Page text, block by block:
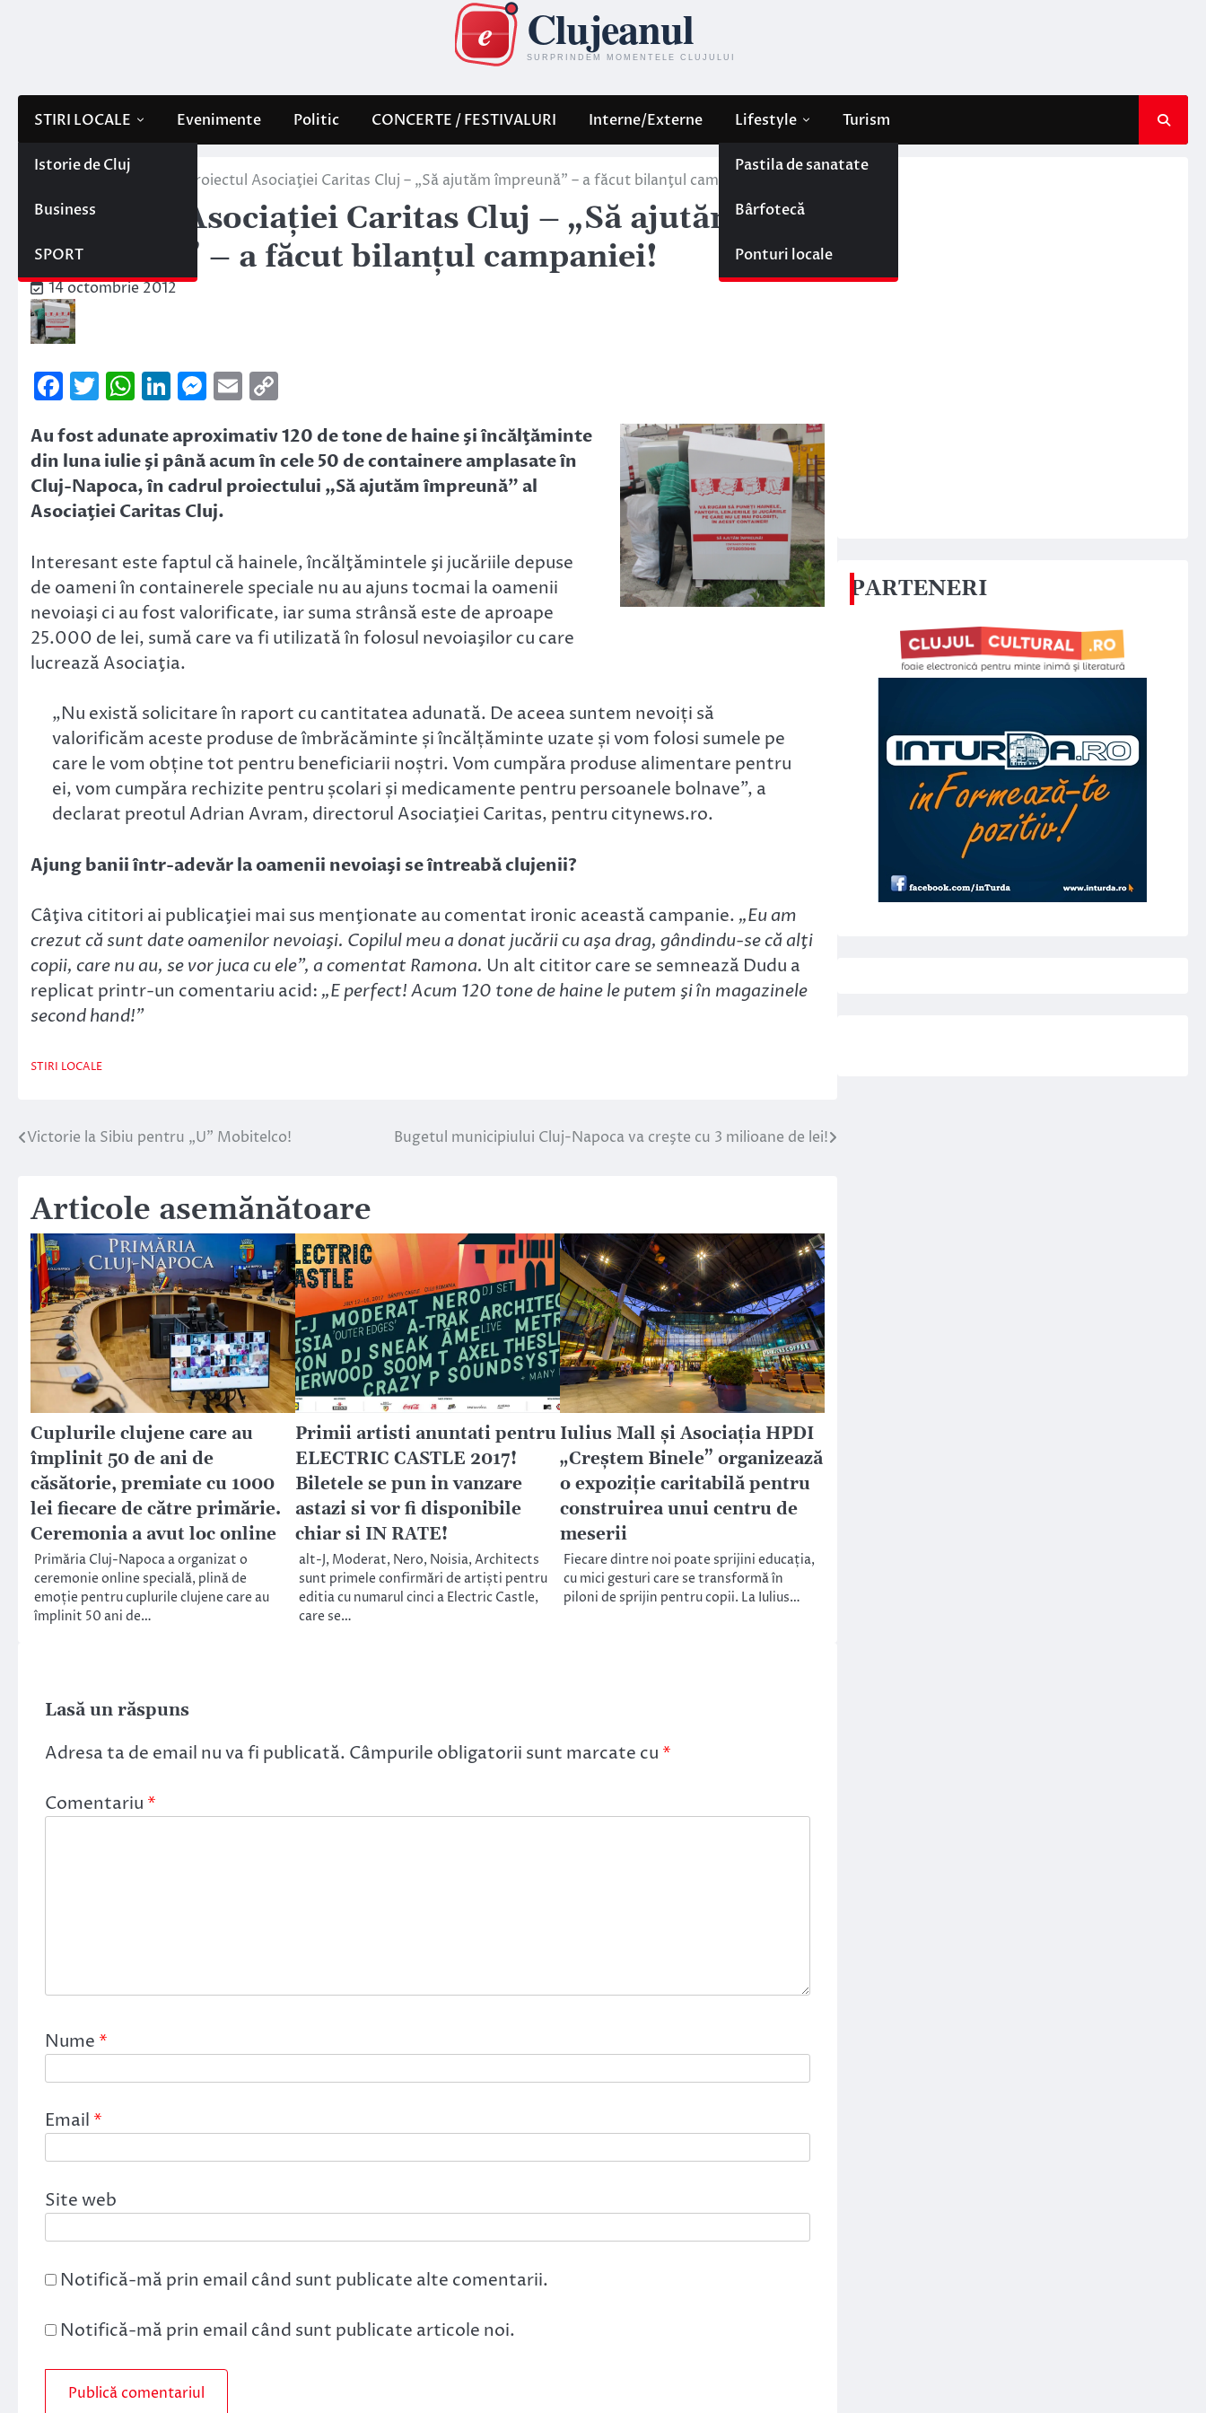
STIRI LOCALE
Istorie de Cluj
Business
SPORT
Evenimente Politic CONCERTE / FESTIVALURI Interne/Externe Lifestyle
Pastila de sanatate
Bârfotecă
Ponturi locale
Turism
Stiri locale Proiectul Asociaţiei Caritas Cluj – „Să ajutăm împreună” – a făcut bilanţul campaniei!
Proiectul Asociaţiei Caritas Cluj – „Să ajutăm
împreună” – a făcut bilanţul campaniei!
14 octombrie 2012
Facebook
Twitter
WhatsApp
LinkedIn
Messenger
Email
Au fost adunate aproximativ 120 de tone de haine şi încălţăminte
din luna iulie şi până acum în cele 50 de containere amplasate în
Cluj-Napoca, în cadrul proiectului „Să ajutăm împreună” al
Asociaţiei Caritas Cluj.
Interesant este faptul că hainele, încălţămintele şi jucăriile depuse
de oameni în containerele speciale nu au ajuns tocmai la oamenii
nevoiaşi ci au fost valorificate, iar suma strânsă este de aproape
25.000 de lei, sumă care va fi utilizată în folosul nevoiaşilor cu care
lucrează Asociaţia.
„Nu există solicitare în raport cu cantitatea adunată. De aceea suntem nevoiți să
valorificăm aceste produse de îmbrăcăminte și încălțăminte uzate și vom folosi sumele pe
care le vom obține tot pentru beneficiarii noștri. Vom cumpăra produse alimentare pentru
ei, vom cumpăra rechizite pentru școlari și medicamente pentru persoanele bolnave”, a
declarat preotul Adrian Avram, directorul Asociaţiei Caritas, pentru citynews.ro.
Ajung banii într-adevăr la oamenii nevoiaşi se întreabă clujenii?
Câţiva cititori ai publicaţiei mai sus menţionate au comentat ironic această campanie. „Eu am
crezut că sunt date oamenilor nevoiaşi. Copilul meu a donat jucării cu aşa drag, gândindu-se că alţi
copii, care nu au, se vor juca cu ele”, a comentat Ramona. Un alt cititor care se semnează Dudu a
replicat printr-un comentariu acid: „E perfect! Acum 120 tone de haine le putem şi în magazinele
second hand!”
STIRI LOCALE
Navigare
articole
Victorie la Sibiu pentru „U” Mobitelco! Bugetul municipiului Cluj-Napoca va creşte cu 3 milioane de lei!
Articole asemănătoare
Cuplurile clujene care au
împlinit 50 de ani de
căsătorie, premiate cu 1000
lei fiecare de către primărie.
Ceremonia a avut loc online
Primăria Cluj-Napoca a organizat o
ceremonie online specială, plină de
emoție pentru cuplurile clujene care au
împlinit 50 ani de…
Primii artisti anuntati pentru
ELECTRIC CASTLE 2017!
Biletele se pun in vanzare
astazi si vor fi disponibile
chiar si IN RATE!
alt-J, Moderat, Nero, Noisia, Architects
sunt primele confirmări de artiști pentru
editia cu numarul cinci a Electric Castle,
care se…
Iulius Mall și Asociația HPDI
„Creștem Binele” organizează
o expoziție caritabilă pentru
construirea unui centru de
meserii
Fiecare dintre noi poate sprijini educația,
cu mici gesturi care se transformă în
piloni de sprijin pentru copii. La Iulius…
Lasă un răspuns
Adresa ta de email nu va fi publicată. Câmpurile obligatorii sunt marcate cu *
Comentariu *
Nume *
Email *
Site web
Notifică-mă prin email când sunt publicate alte comentarii.
Notifică-mă prin email când sunt publicate articole noi.
PARTENERI